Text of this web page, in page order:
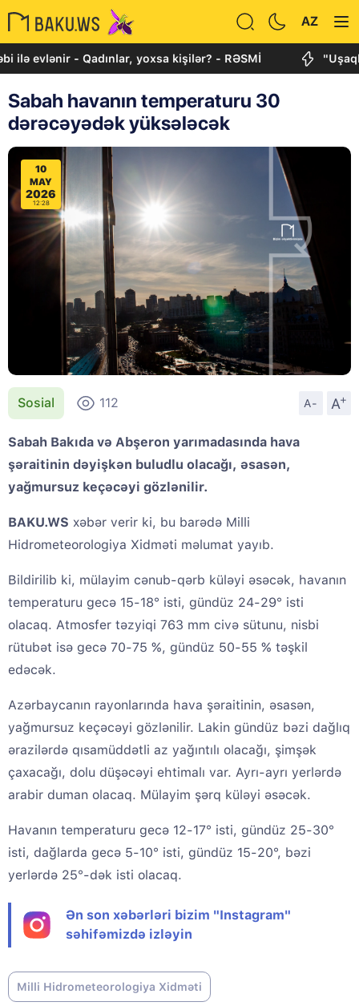
AZ
- Qadınlar, yoxsa kişilər? - RƏSMİ
Sabah havanın temperaturu 30
dərəcəyədək yüksələcək
10
MAY
2026
12:28
Sosial 112 A- A
+
Sabah Bakıda və Abşeron yarımadasında hava
şəraitinin dəyişkən buludlu olacağı, əsasən,
yağmursuz keçəcəyi gözlənilir.
BAKU.WS xəbər verir ki, bu barədə Milli
Hidrometeorologiya Xidməti məlumat yayıb.
Bildirilib ki, mülayim cənub-qərb küləyi əsəcək, havanın
temperaturu gecə 15-18° isti, gündüz 24-29° isti
olacaq. Atmosfer təzyiqi 763 mm civə sütunu, nisbi
rütubət isə gecə 70-75 %, gündüz 50-55 % təşkil
edəcək.
Azərbaycanın rayonlarında hava şəraitinin, əsasən,
yağmursuz keçəcəyi gözlənilir. Lakin gündüz bəzi dağlıq
ərazilərdə qısamüddətli az yağıntılı olacağı, şimşək
çaxacağı, dolu düşəcəyi ehtimalı var. Ayrı-ayrı yerlərdə
arabir duman olacaq. Mülayim şərq küləyi əsəcək.
Havanın temperaturu gecə 12-17° isti, gündüz 25-30°
isti, dağlarda gecə 5-10° isti, gündüz 15-20°, bəzi
yerlərdə 25°-dək isti olacaq.
Ən son xəbərləri bizim "Instagram"
səhifəmizdə izləyin
Milli Hidrometeorologiya Xidməti